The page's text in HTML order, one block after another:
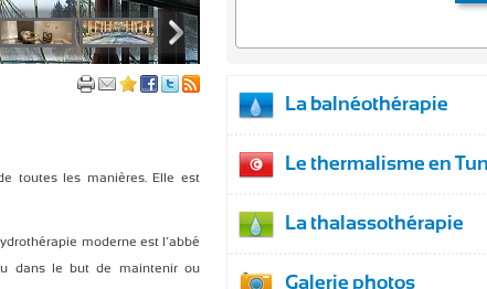
La balnéothérapie
Le thermalisme en
La thalassothérapie
Galerie photos
toutes les manières. Elle est
moderne est l’abbé
dans le but de maintenir ou